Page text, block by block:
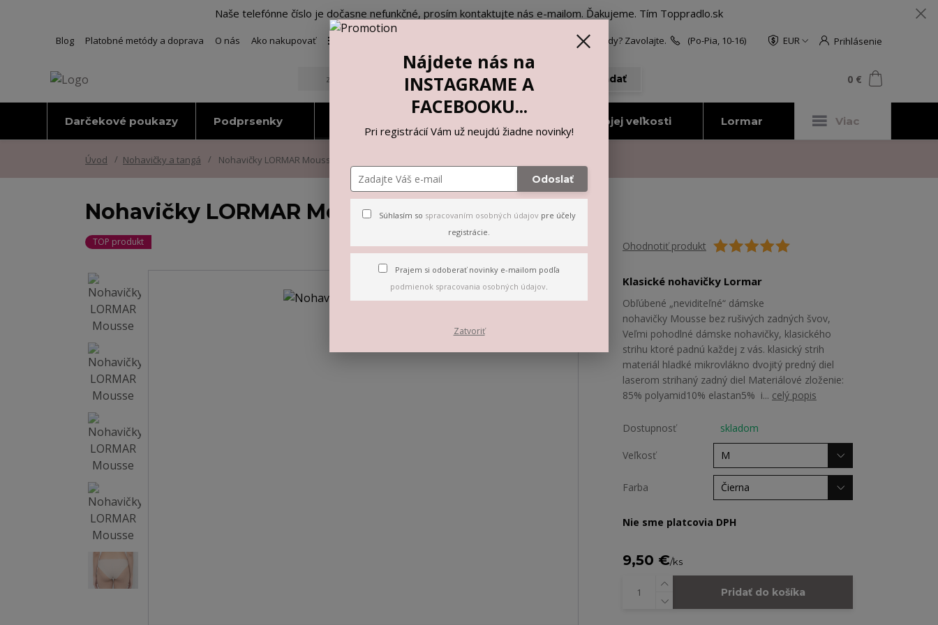
Naše telefónne číslo je dočasne nefunkčné, prosím kontaktujte nás e-mailom. Ďakujeme. Tím Toppradlo.sk
Blog Platobné metódy a doprava O nás Ako nakupovať EUR Prihlásenie
Hľadať
Neviete si rady? Zavolajte. (Po-Pia, 10-16)
0 €
Darčekové poukazy Podprsenky Vyberiem si podľa mojej veľkosti Lormar Viac
Úvod Nohavičky a tangá Nohavičky LORMAR Mousse
Nohavičky LORMAR Mousse
TOP produkt Ohodnotiť produkt
Klasické nohavičky Lormar
Obľúbené „neviditeľné“ dámske
nohavičky Mousse bez rušivých zadných švov,
Veľmi pohodlné dámske nohavičky, klasického
strihu ktoré padnú každej z vás. klasický strih
materiál hladké mikrovlákno dvojitý predný diel
laserom strihaný zadný diel Materiálové zloženie:
85% polyamid10% elastan5% i... celý popis
Dostupnosť skladom
Veľkosť
Farba
Nie sme platcovia DPH
9,50 €/ks
Pridať do košíka
Nájdete nás na
INSTAGRAME A
FACEBOOKU...
Pri registrácií Vám už neujdú žiadne novinky!
Odoslať
Súhlasím so spracovaním osobných údajov pre účely
registrácie.
Prajem si odoberať novinky e-mailom podľa
podmienok spracovania osobných údajov.
Zatvoriť